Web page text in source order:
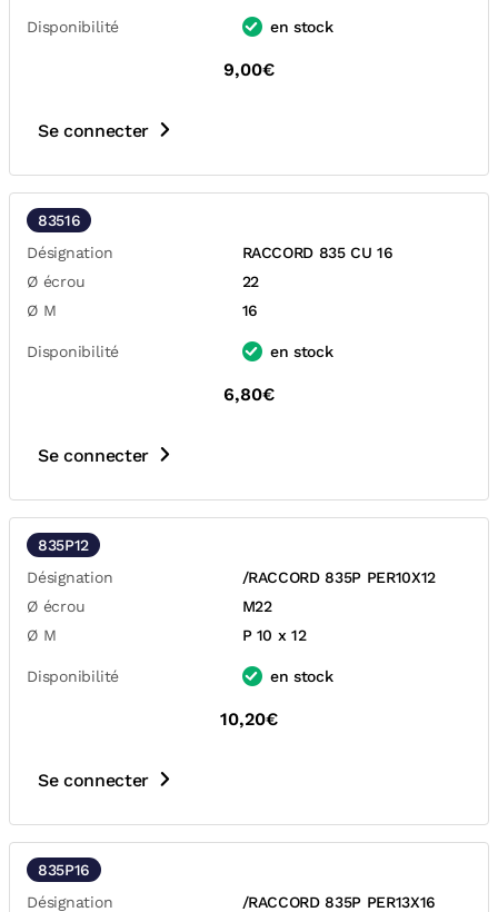
Disponibilité en stock
9,00€
Se connecter
83516
Désignation
RACCORD 835 CU 16
Ø écrou
22
Ø M
16
Disponibilité en stock
6,80€
Se connecter
835P12
Désignation
/RACCORD 835P PER10X12
Ø écrou
M22
Ø M
P 10 x 12
Disponibilité en stock
10,20€
Se connecter
835P16
Désignation
/RACCORD 835P PER13X16